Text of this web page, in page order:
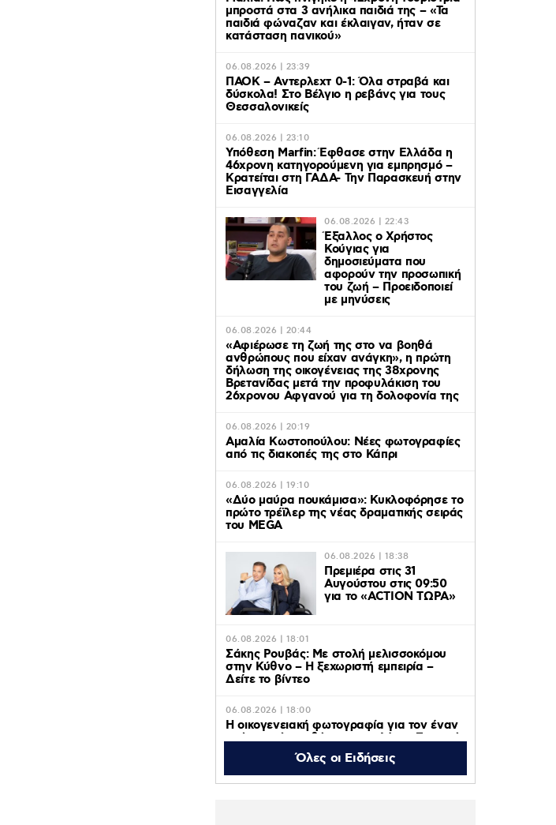
μπροστά στα 3 ανήλικα παιδιά της – «Τα
παιδιά φώναζαν και έκλαιγαν, ήταν σε
κατάσταση πανικού»
06.08.2026 | 23:39
ΠΑΟΚ – Αντερλεχτ 0-1: Όλα στραβά και
δύσκολα! Στο Βέλγιο η ρεβάνς για τους
Θεσσαλονικείς
06.08.2026 | 23:10
Υπόθεση Marfin: Έφθασε στην Ελλάδα η
46χρονη κατηγορούμενη για εμπρησμό –
Κρατείται στη ΓΑΔΑ- Την Παρασκευή στην
Εισαγγελία
06.08.2026 | 22:43
Έξαλλος ο Χρήστος
Κούγιας για
δημοσιεύματα που
αφορούν την προσωπική
του ζωή – Προειδοποιεί
με μηνύσεις
06.08.2026 | 20:44
«Αφιέρωσε τη ζωή της στο να βοηθά
ανθρώπους που είχαν ανάγκη», η πρώτη
δήλωση της οικογένειας της 38χρονης
Βρετανίδας μετά την προφυλάκιση του
26χρονου Αφγανού για τη δολοφονία της
06.08.2026 | 20:19
Αμαλία Κωστοπούλου: Νέες φωτογραφίες
από τις διακοπές της στο Κάπρι
06.08.2026 | 19:10
«Δύο μαύρα πουκάμισα»: Κυκλοφόρησε το
πρώτο τρέϊλερ της νέας δραματικής σειράς
του MEGA
06.08.2026 | 18:38
Πρεμιέρα στις 31
Αυγούστου στις 09:50
για το «ACTION ΤΩΡΑ»
06.08.2026 | 18:01
Σάκης Ρουβάς: Με στολή μελισσοκόμου
στην Κύθνο – Η ξεχωριστή εμπειρία –
Δείτε το βίντεο
06.08.2026 | 18:00
Η οικογενειακή φωτογραφία για τον έναν
χρόνο από τον θάνατο της Λένας Σαμαρά
που δημοσίευσε ο αδερφός της, Κώστας
06.08.2026 | 16:05
Όλες οι Ειδήσεις